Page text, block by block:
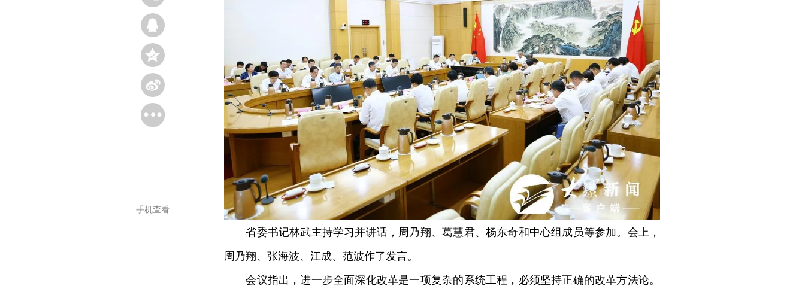
手机查看
省委书记林武主持学习并讲话，周乃翔、葛慧君、杨东奇和中心组成员等参加。会上，
周乃翔、张海波、江成、范波作了发言。
会议指出，进一步全面深化改革是一项复杂的系统工程，必须坚持正确的改革方法论。